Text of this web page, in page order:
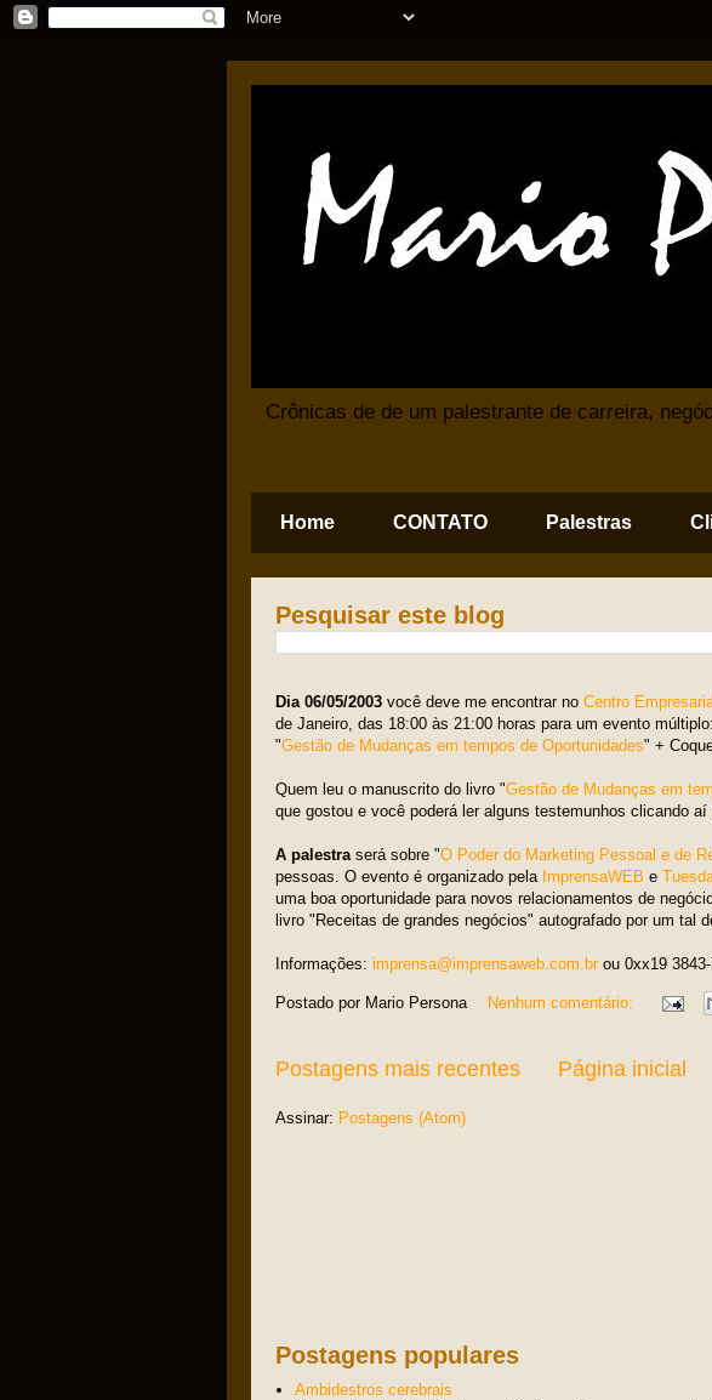
Crônicas de de um palestrante de carreira,
Home CONTATO Palestras
Pesquisar este blog
Dia 06/05/2003 você deve me encontrar no Centro
de Janeiro, das 18:00 às 21:00 horas para um evento
"Gestão de Mudanças em tempos de Oportunidades" +
Quem leu o manuscrito do livro "Gestão de Mudanças em
que gostou e você poderá ler alguns testemunhos clicando
A palestra será sobre "O Poder do Marketing Pessoal e de
pessoas. O evento é organizado pela ImprensaWEB e
uma boa oportunidade para novos relacionamentos de
livro "Receitas de grandes negócios" autografado por um tal
Informações: imprensa@imprensaweb.com.br ou 0xx19
Postado por Mario Persona Nenhum comentário:
Postagens mais recentes Página inicial
Assinar: Postagens (Atom)
Postagens populares
Ambidestros cerebrais